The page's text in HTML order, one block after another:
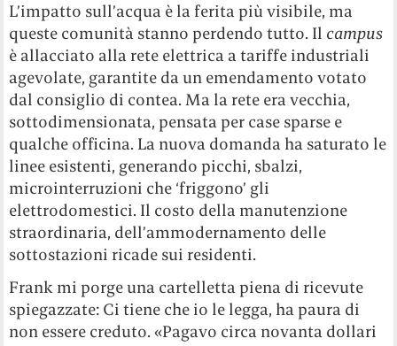
L’impatto sull’acqua è la ferita più visibile, ma
queste comunità stanno perdendo tutto. Il campus
è allacciato alla rete elettrica a tariffe industriali
agevolate, garantite da un emendamento votato
dal consiglio di contea. Ma la rete era vecchia,
sottodimensionata, pensata per case sparse e
qualche officina. La nuova domanda ha saturato le
linee esistenti, generando picchi, sbalzi,
microinterruzioni che ‘friggono’ gli
elettrodomestici. Il costo della manutenzione
straordinaria, dell’ammodernamento delle
sottostazioni ricade sui residenti.
Frank mi porge una cartelletta piena di ricevute
spiegazzate: Ci tiene che io le legga, ha paura di
non essere creduto. «Pagavo circa novanta dollari